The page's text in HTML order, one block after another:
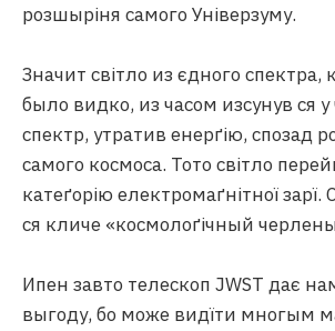
розшыріня самого Універзуму.
Значит світло из єдного
было видко, из часом изсунув ся
спектр, утратив енерґію, спозад
самого космоса. Тото світло
катеґорію електромаґнітної
ся кличе «космолоґічный
Ипен завто телескоп JWST дає
выгоду, бо може видїти многым